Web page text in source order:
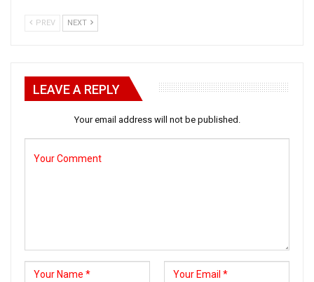
PREV NEXT
LEAVE A REPLY
Your email address will not be published.